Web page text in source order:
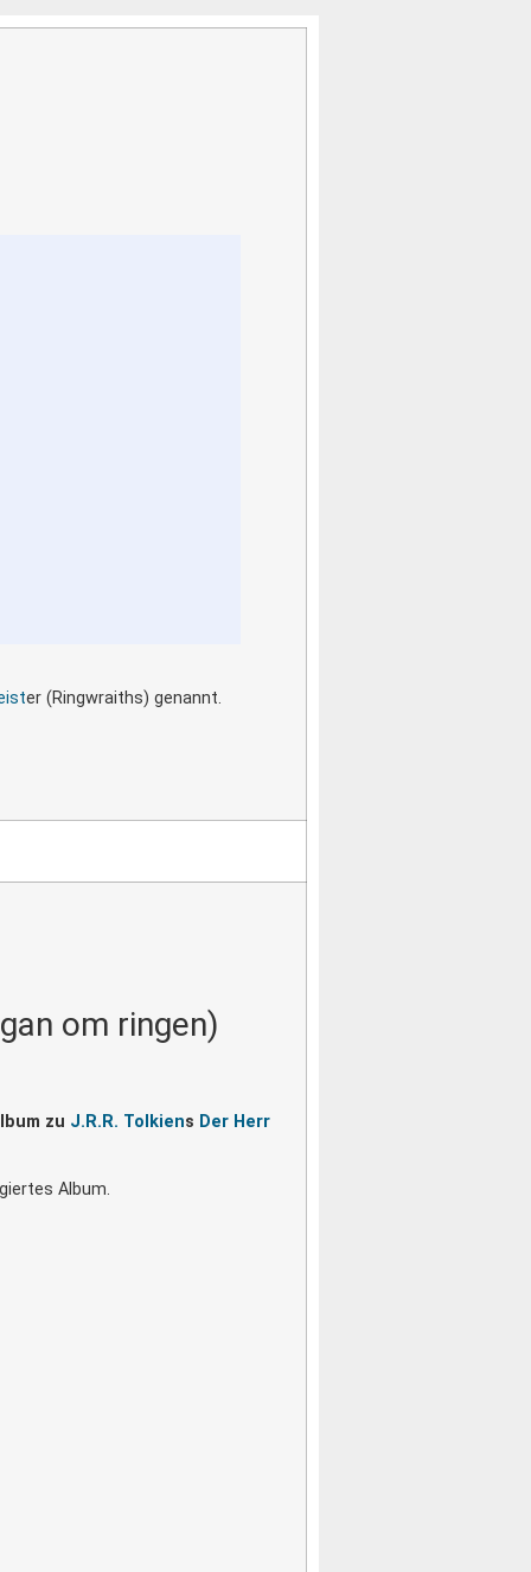
er (Ringwraiths) genannt.
om ringen)
zu J.R.R. Tolkiens Der Herr
Album.